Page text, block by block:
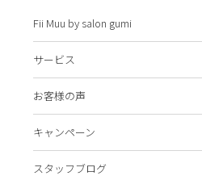
Fii Muu by salon gumi
サービス
お客様の声
キャンペーン
スタッフブログ